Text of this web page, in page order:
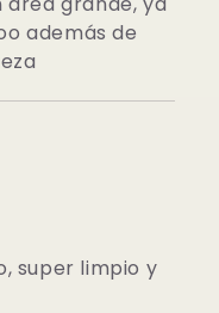
además de
super limpio y